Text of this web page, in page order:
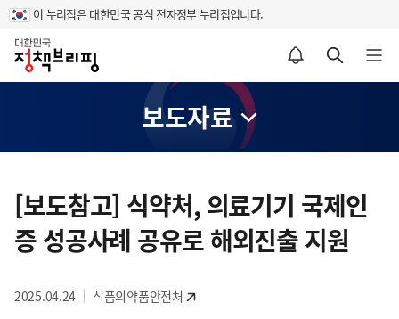
이 누리집은 대한민국 공식 전자정부 누리집입니다.
홈
알림설정 바로가기 검색 바로가기 메뉴 열기
보도자료
텐
츠
영
[보도참고] 식약처, 의료기기 국제인
증 성공사례 공유로 해외진출 지원
2025.04.24 식품의약품안전처